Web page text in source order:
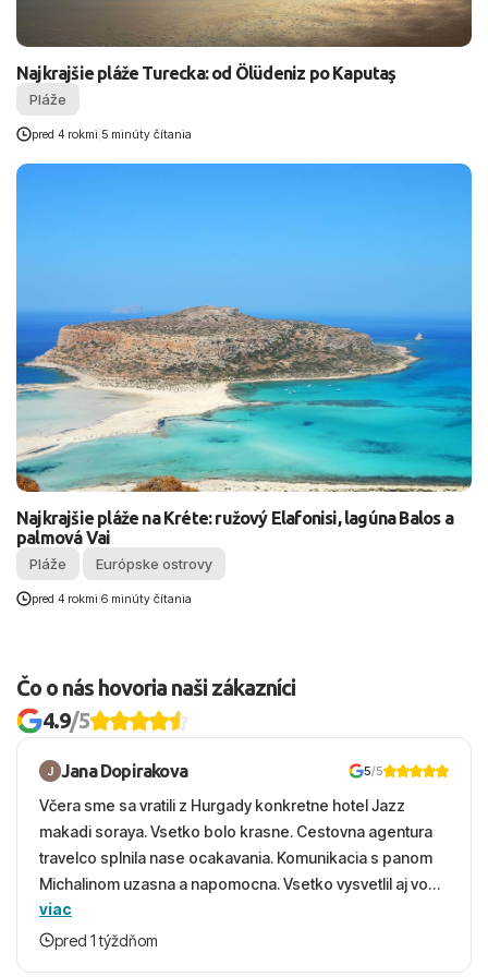
Najkrajšie pláže Turecka: od Ölüdeniz po Kaputaş
Pláže
pred 4 rokmi 5 minúty čítania
Najkrajšie pláže na Kréte: ružový Elafonisi, lagúna Balos a
palmová Vai
Pláže Európske ostrovy
pred 4 rokmi 6 minúty čítania
Čo o nás hovoria naši zákazníci
4.9/5
Jana Dopirakova 5/5
Včera sme sa vratili z Hurgady konkretne hotel Jazz
makadi soraya. Vsetko bolo krasne. Cestovna agentura
travelco splnila nase ocakavania. Komunikacia s panom
Michalinom uzasna a napomocna. Vsetko vysvetlil aj vo
vecernych hodinach zaco sa ospravedlnujem. Hotel
krasny, cisty. Sluzby top. Strava, prostredie, more,
viac
pred 1 týždňom